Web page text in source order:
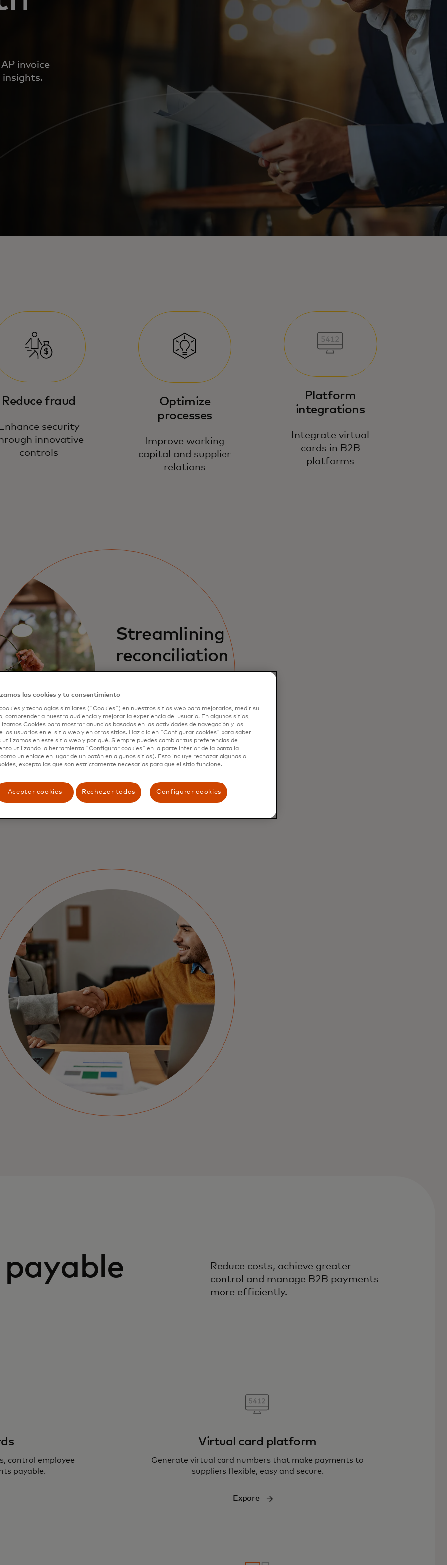
invoice
insights.
Reduce fraud
Enhance security
innovative
controls
Optimize
processes
Improve working
capital and supplier
relations
Platform
integrations
Integrate virtual
cards in B2B
platforms
Streamlining
reconciliation
payable
Reduce costs, achieve greater
control and manage B2B payments
more efficiently.
control employee
payable.
Virtual card platform
Generate virtual card numbers that make payments to
suppliers flexible, easy and secure.
Expore
las cookies y tu consentimiento
y tecnologías similares ("Cookies") en nuestros sitios web para mejorarlos, medir su
comprender a nuestra audiencia y mejorar la experiencia del usuario. En algunos sitios,
Cookies para mostrar anuncios basados en las actividades de navegación y los
los usuarios en el sitio web y en otros sitios. Haz clic en "Configurar cookies" para saber
utilizamos en este sitio web y por qué. Siempre puedes cambiar tus preferencias de
utilizando la herramienta "Configurar cookies" en la parte inferior de la pantalla
un enlace en lugar de un botón en algunos sitios). Esto incluye rechazar algunas o
excepto las que son estrictamente necesarias para que el sitio funcione.
Aceptar cookies Rechazar todas Configurar cookies